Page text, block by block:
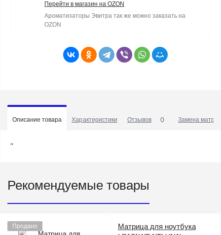
Перейти в магазин на OZON
Ароматизаторы Эвитра так же можно заказать на
OZON
Описание товара Характеристики Отзывов 0 Замена
''
Рекомендуемые товары
Продано
Матрица для ноутбука